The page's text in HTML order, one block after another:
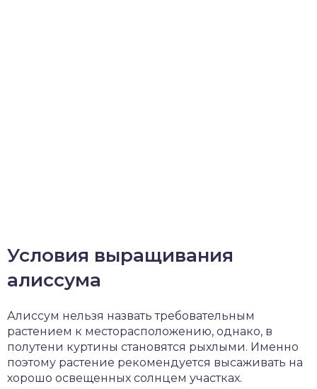
Условия выращивания
алиссума
Алиссум нельзя назвать требовательным
растением к месторасположению, однако, в
полутени куртины становятся рыхлыми. Именно
поэтому растение рекомендуется высаживать на
хорошо освещенных солнцем участках.